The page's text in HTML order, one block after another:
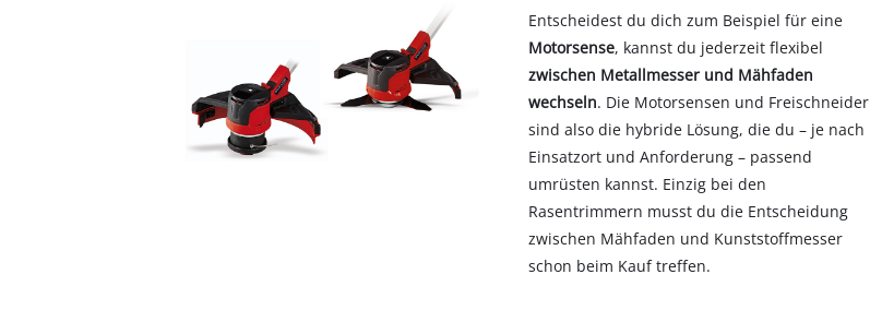
Entscheidest du dich zum Beispiel für eine
Motorsense, kannst du jederzeit flexibel
zwischen Metallmesser und Mähfaden
wechseln. Die Motorsensen und Freischneider
sind also die hybride Lösung, die du – je nach
Einsatzort und Anforderung – passend
umrüsten kannst. Einzig bei den
Rasentrimmern musst du die Entscheidung
zwischen Mähfaden und Kunststoffmesser
schon beim Kauf treffen.